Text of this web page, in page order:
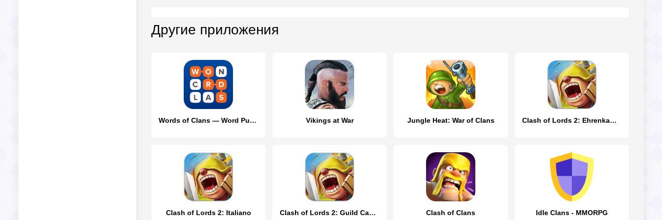
Другие приложения
Words of Clans — Word Puzzle Vikings at War Jungle Heat: War of Clans Clash of Lords 2: Ehrenkampf
Clash of Lords 2: Italiano Clash of Lords 2: Guild Castle Clash of Clans Idle Clans - MMORPG